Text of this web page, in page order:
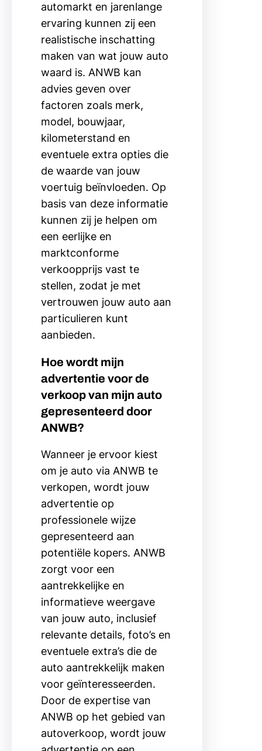
automarkt en jarenlange
ervaring kunnen zij een
realistische inschatting
maken van wat jouw auto
waard is. ANWB kan
advies geven over
factoren zoals merk,
model, bouwjaar,
kilometerstand en
eventuele extra opties die
de waarde van jouw
voertuig beïnvloeden. Op
basis van deze informatie
kunnen zij je helpen om
een eerlijke en
marktconforme
verkoopprijs vast te
stellen, zodat je met
vertrouwen jouw auto aan
particulieren kunt
aanbieden.
Hoe wordt mijn
advertentie voor de
verkoop van mijn auto
gepresenteerd door
ANWB?
Wanneer je ervoor kiest
om je auto via ANWB te
verkopen, wordt jouw
advertentie op
professionele wijze
gepresenteerd aan
potentiële kopers. ANWB
zorgt voor een
aantrekkelijke en
informatieve weergave
van jouw auto, inclusief
relevante details, foto’s en
eventuele extra’s die de
auto aantrekkelijk maken
voor geïnteresseerden.
Door de expertise van
ANWB op het gebied van
autoverkoop, wordt jouw